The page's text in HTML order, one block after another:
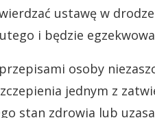
ustawę w
i będzie
osoby
jednym z
stan zdrowia lub